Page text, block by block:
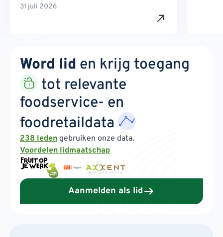
31 juli 2026
Word lid en krijg toegang
tot relevante
foodservice- en
foodretaildata
238 leden gebruiken onze data.
Voordelen lidmaatschap
Aanmelden als lid